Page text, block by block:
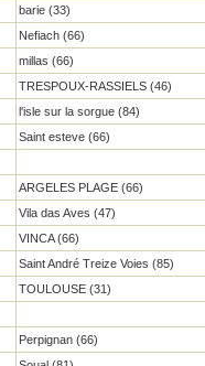
barie (33)
Nefiach (66)
millas (66)
TRESPOUX-RASSIELS (46)
l'isle sur la sorgue (84)
Saint esteve (66)
ARGELES PLAGE (66)
Vila das Aves (47)
VINCA (66)
Saint André Treize Voies (85)
TOULOUSE (31)
Perpignan (66)